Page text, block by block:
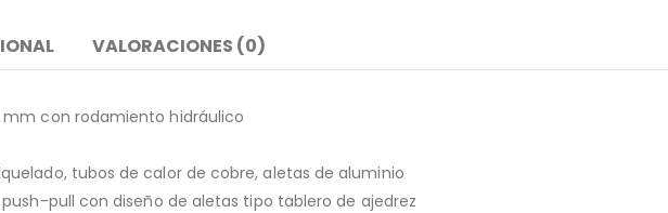
VALORACIONES (0)
mm con rodamiento hidráulico
tubos de calor de cobre, aletas de aluminio
pull con diseño de aletas tipo tablero de ajedrez